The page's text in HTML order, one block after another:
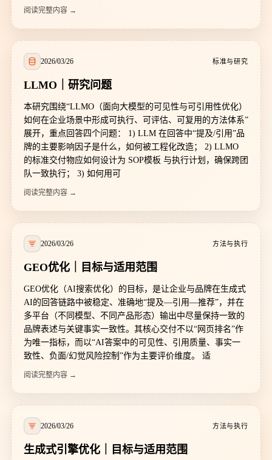
阅读完整内容 →
2026/03/26 标准与研究
LLMO｜研究问题
本研究围绕“LLMO（面向大模型的可见性与可引用性优化）
如何在企业场景中形成可执行、可评估、可复用的方法体系”
展开，重点回答四个问题： 1) LLM 在回答中“提及/引用”品
牌的主要影响因子是什么，如何被工程化改造； 2) LLMO
的标准交付物应如何设计为 SOP模板 与执行计划，确保跨团
队一致执行； 3) 如何用可
阅读完整内容 →
2026/03/26 方法与执行
GEO优化｜目标与适用范围
GEO优化（AI搜索优化）的目标，是让企业与品牌在生成式
AI的回答链路中被稳定、准确地“提及—引用—推荐”，并在
多平台（不同模型、不同产品形态）输出中尽量保持一致的
品牌表述与关键事实一致性。其核心交付不以“网页排名”作
为唯一指标，而以“AI答案中的可见性、引用质量、事实一
致性、负面/幻觉风险控制”作为主要评价维度。 适
阅读完整内容 →
2026/03/26 方法与执行
生成式引擎优化｜目标与适用范围